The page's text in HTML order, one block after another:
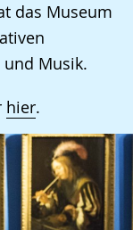
das Museum
Musik.
hier.